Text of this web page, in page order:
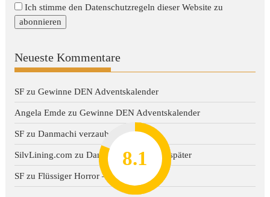
8.2
7.8
7.1
7
8.1
Ich stimme den Datenschutzregeln dieser Website zu
Neueste Kommentare
SF zuGewinne DEN Adventskalender
Angela Emde zuGewinne DEN Adventskalender
SF zuDanmachi verzaubert später
SilvLining.com zuDanmachi verzaubert später
SF zuFlüssiger Horror – Dark Water